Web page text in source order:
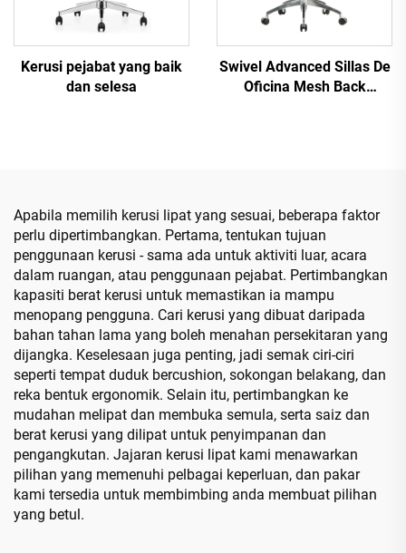
Kerusi pejabat yang baik
dan selesa
Swivel Advanced Sillas De
Oficina Mesh Back
Apabila memilih kerusi lipat yang sesuai, beberapa faktor
perlu dipertimbangkan. Pertama, tentukan tujuan
penggunaan kerusi - sama ada untuk aktiviti luar, acara
dalam ruangan, atau penggunaan pejabat. Pertimbangkan
kapasiti berat kerusi untuk memastikan ia mampu
menopang pengguna. Cari kerusi yang dibuat daripada
bahan tahan lama yang boleh menahan persekitaran yang
dijangka. Keselesaan juga penting, jadi semak ciri-ciri
seperti tempat duduk bercushion, sokongan belakang, dan
reka bentuk ergonomik. Selain itu, pertimbangkan ke
mudahan melipat dan membuka semula, serta saiz dan
berat kerusi yang dilipat untuk penyimpanan dan
pengangkutan. Jajaran kerusi lipat kami menawarkan
pilihan yang memenuhi pelbagai keperluan, dan pakar
kami tersedia untuk membimbing anda membuat pilihan
yang betul.